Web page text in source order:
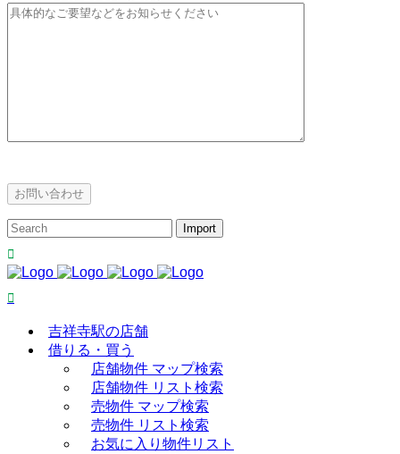
吉祥寺駅の店舗
借りる・買う
店舗物件 マップ検索
店舗物件 リスト検索
売物件 マップ検索
売物件 リスト検索
お気に入り物件リスト